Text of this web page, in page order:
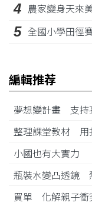
4 農家變身天來
5 全國小學田徑
編輯推荐
夢想變計畫 支持
整理課堂教材 用
小國也有大實力
瓶裝水變凸透鏡
買單 化解親子衝